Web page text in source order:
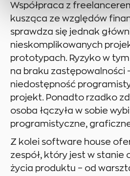
Współpraca z
kusząca ze względów
sprawdza się jednak
nieskomplikowanych
prototypach. Ryzyko w
na braku zastępowalności
niedostępność
projekt. Ponadto rzadko
osoba łączyła w sobie
programistyczne,
Z kolei software house
zespół, który jest w stanie
życia produktu – od